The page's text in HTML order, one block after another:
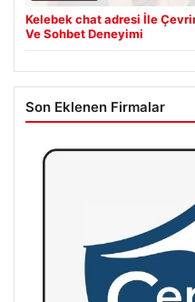
Kelebek chat adresi İle
Ve Sohbet Deneyimi
Son Eklenen Firmalar